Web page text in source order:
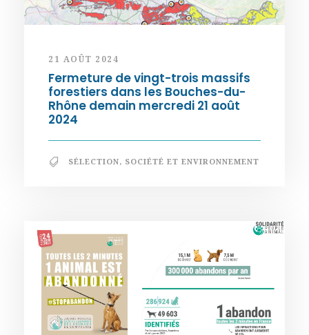
21 AOÛT 2024
Fermeture de vingt-trois massifs
forestiers dans les Bouches-du-
Rhône demain mercredi 21 août
2024
SÉLECTION, SOCIÉTÉ ET ENVIRONNEMENT